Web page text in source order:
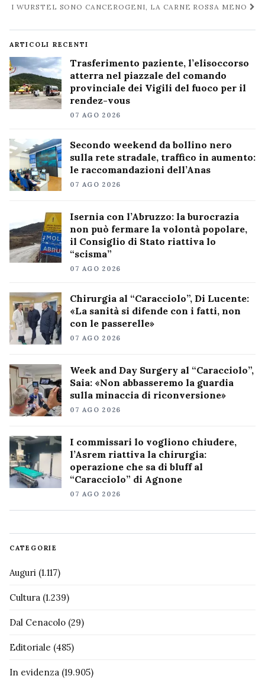
I WURSTEL SONO CANCEROGENI, LA CARNE ROSSA MENO
ARTICOLI RECENTI
Trasferimento paziente, l’elisoccorso
atterra nel piazzale del comando
provinciale dei Vigili del fuoco per il
rendez-vous
07 AGO 2026
Secondo weekend da bollino nero
sulla rete stradale, traffico in aumento:
le raccomandazioni dell’Anas
07 AGO 2026
Isernia con l’Abruzzo: la burocrazia
non può fermare la volontà popolare,
il Consiglio di Stato riattiva lo
“scisma”
07 AGO 2026
Chirurgia al “Caracciolo”, Di Lucente:
«La sanità si difende con i fatti, non
con le passerelle»
07 AGO 2026
Week and Day Surgery al “Caracciolo”,
Saia: «Non abbasseremo la guardia
sulla minaccia di riconversione»
07 AGO 2026
I commissari lo vogliono chiudere,
l’Asrem riattiva la chirurgia:
operazione che sa di bluff al
“Caracciolo” di Agnone
07 AGO 2026
CATEGORIE
Auguri (1.117)
Cultura (1.239)
Dal Cenacolo (29)
Editoriale (485)
In evidenza (19.905)